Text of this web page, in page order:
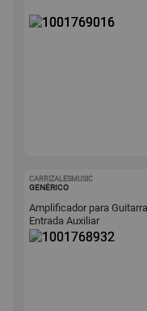
CARRIZALESMUSIC
GENÉRICO
Amplificador para
Entrada Auxiliar